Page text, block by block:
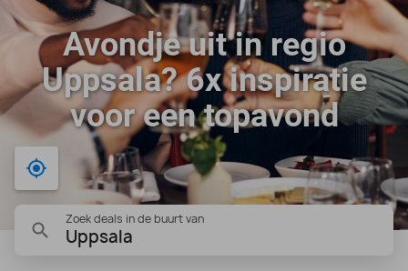
10+ miljoen leden
9,4
Ontdek 15.000+ deals
Avondje uit in regio
Uppsala? 6x inspiratie
voor een topavond
Bij mij in de buurt
Zoek deals in de buurt van
Uppsala